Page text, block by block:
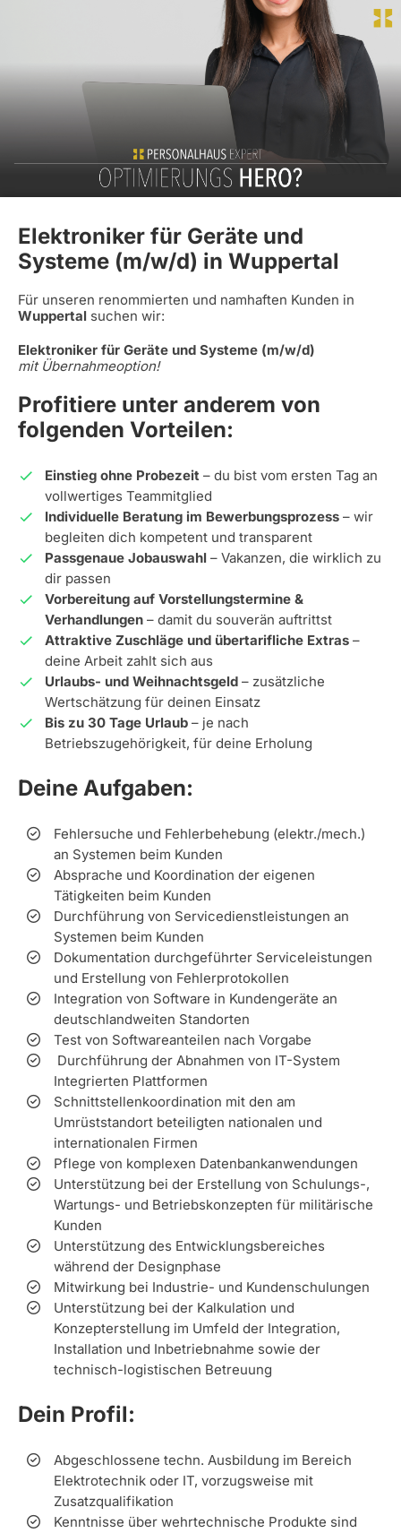
Elektroniker für Geräte und
Systeme (m/w/d) in Wuppertal
Für unseren renommierten und namhaften Kunden in
Wuppertal suchen wir:
Elektroniker für Geräte und Systeme (m/w/d)
mit Übernahmeoption!
Profitiere unter anderem von
folgenden Vorteilen:
Einstieg ohne Probezeit – du bist vom ersten Tag an
vollwertiges Teammitglied
Individuelle Beratung im Bewerbungsprozess – wir
begleiten dich kompetent und transparent
Passgenaue Jobauswahl – Vakanzen, die wirklich zu
dir passen
Vorbereitung auf Vorstellungstermine &
Verhandlungen – damit du souverän auftrittst
Attraktive Zuschläge und übertarifliche Extras –
deine Arbeit zahlt sich aus
Urlaubs- und Weihnachtsgeld – zusätzliche
Wertschätzung für deinen Einsatz
Bis zu 30 Tage Urlaub – je nach
Betriebszugehörigkeit, für deine Erholung
Deine Aufgaben:
Fehlersuche und Fehlerbehebung (elektr./mech.)
an Systemen beim Kunden
Absprache und Koordination der eigenen
Tätigkeiten beim Kunden
Durchführung von Servicedienstleistungen an
Systemen beim Kunden
Dokumentation durchgeführter Serviceleistungen
und Erstellung von Fehlerprotokollen
Integration von Software in Kundengeräte an
deutschlandweiten Standorten
Test von Softwareanteilen nach Vorgabe
Durchführung der Abnahmen von IT-System
Integrierten Plattformen
Schnittstellenkoordination mit den am
Umrüststandort beteiligten nationalen und
internationalen Firmen
Pflege von komplexen Datenbankanwendungen
Unterstützung bei der Erstellung von Schulungs-,
Wartungs- und Betriebskonzepten für militärische
Kunden
Unterstützung des Entwicklungsbereiches
während der Designphase
Mitwirkung bei Industrie- und Kundenschulungen
Unterstützung bei der Kalkulation und
Konzepterstellung im Umfeld der Integration,
Installation und Inbetriebnahme sowie der
technisch-logistischen Betreuung
Dein Profil:
Abgeschlossene techn. Ausbildung im Bereich
Elektrotechnik oder IT, vorzugsweise mit
Zusatzqualifikation
Kenntnisse über wehrtechnische Produkte sind